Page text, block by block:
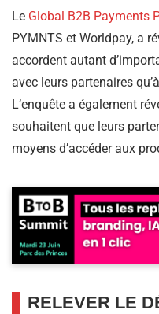
Le Global B2B Payments
PYMNTS et Worldpay, a
accordent autant
avec leurs partenaires
L’enquête a également
souhaitent que leurs
moyens d’accéder aux
RELEVER LE